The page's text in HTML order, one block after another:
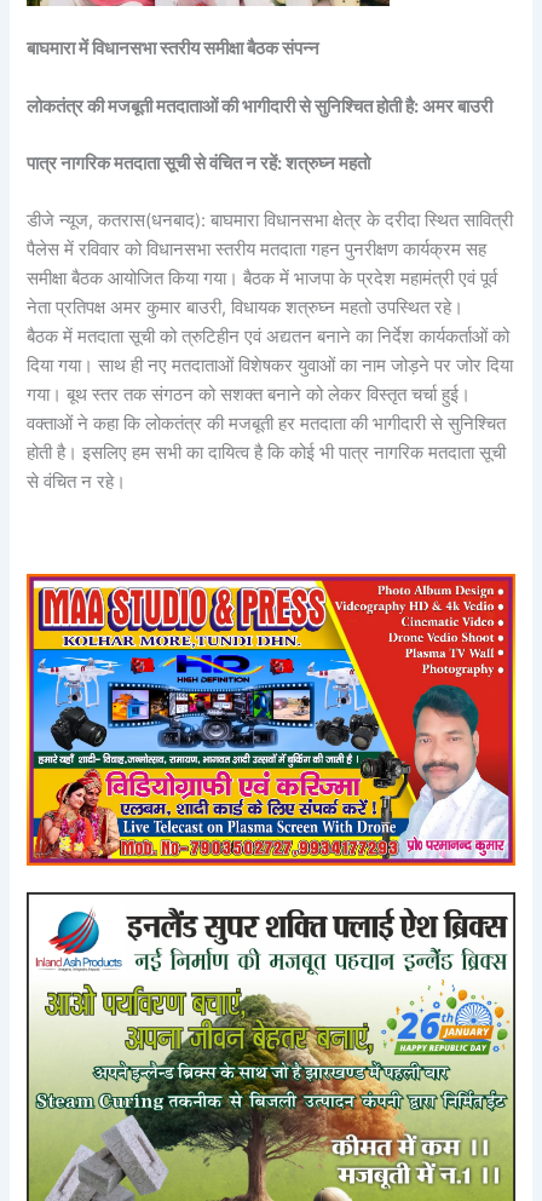
बाघमारा में विधानसभा स्तरीय समीक्षा बैठक संपन्न
लोकतंत्र की मजबूती मतदाताओं की भागीदारी से सुनिश्चित होती है: अमर बाउरी
पात्र नागरिक मतदाता सूची से वंचित न रहें: शत्रुघ्न महतो
डीजे न्यूज, कतरास(धनबाद): बाघमारा विधानसभा क्षेत्र के दरीदा स्थित सावित्री
पैलेस में रविवार को विधानसभा स्तरीय मतदाता गहन पुनरीक्षण कार्यक्रम सह
समीक्षा बैठक आयोजित किया गया। बैठक में भाजपा के प्रदेश महामंत्री एवं पूर्व
नेता प्रतिपक्ष अमर कुमार बाउरी, विधायक शत्रुघ्न महतो उपस्थित रहे।
बैठक में मतदाता सूची को त्रुटिहीन एवं अद्यतन बनाने का निर्देश कार्यकर्ताओं को
दिया गया। साथ ही नए मतदाताओं विशेषकर युवाओं का नाम जोड़ने पर जोर दिया
गया। बूथ स्तर तक संगठन को सशक्त बनाने को लेकर विस्तृत चर्चा हुई।
वक्ताओं ने कहा कि लोकतंत्र की मजबूती हर मतदाता की भागीदारी से सुनिश्चित
होती है। इसलिए हम सभी का दायित्व है कि कोई भी पात्र नागरिक मतदाता सूची
से वंचित न रहे।